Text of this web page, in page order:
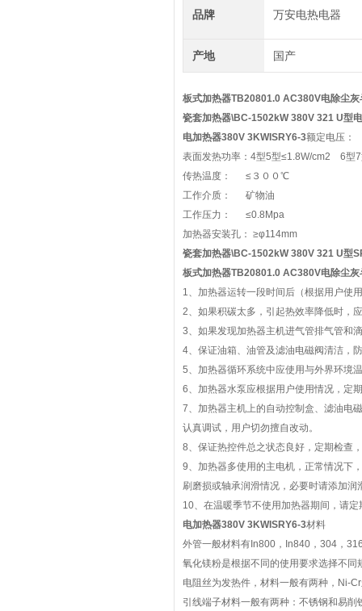
品牌 万安电热电器
产地 国产
板式加热器TB20801.0 AC380V电除尘
瓷套加热器\BC-1502kW 380V 321 U型
电加热器380V 3KWISRY6-3额定电压
表面发热功率：4型5型≤1.8W/cm2 6型
传热温度： ≤３００℃
工作介质： 矿物油
工作压力： ≤0.8Mpa
加热器安装孔： ≥φ114mm
瓷套加热器\BC-1502kW 380V 321 U型
板式加热器TB20801.0 AC380V电除尘
1、加热器运转一段时间后（根据用户使
2、如果积碳太多，引起热效率降低时，
3、如果发现加热器主机进气管排气管和
4、保证油箱、油管及滤油电磁阀清洁，
5、加热器循环系统中应使用与外界环境
6、加热器水泵应根据用户使用情况，定
7、加热器主机上的自动控制盒、滤油电
认真调试，用户切勿擅自改动。
8、保证热控件总之状态良好，定期检查
9、加热器多使用的主电机，正常情况下
刷磨损或轴承润滑情况，必要时请添加润
10、在温暖季节不使用加热器期间，请
电加热器380V 3KWISRY6-3材料
外管一般材料有In800，In840，304，
氧化镁粉是根据不同的使用要求选择不同
电阻丝为发热件，材料一般有两种，Ni-
引线端子材料一般有两种：不锈钢和易削